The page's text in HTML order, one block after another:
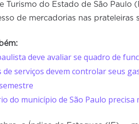
Turismo do Estado de São Paulo
de mercadorias nas prateleiras
deve avaliar se quadro de
de serviços devem controlar seus
do município de São Paulo